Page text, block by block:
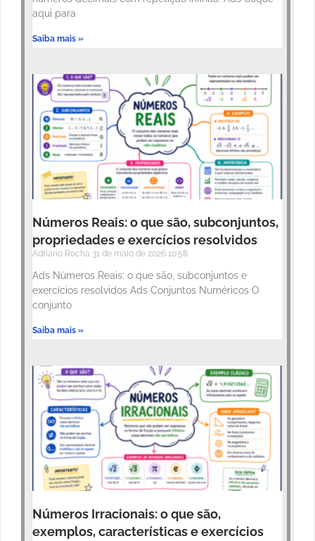
aqui para
Saiba mais »
Números Reais: o que são, subconjuntos,
propriedades e exercícios resolvidos
Adriano Rocha 31 de maio de 2026 10:58
Ads Números Reais: o que são, subconjuntos e
exercícios resolvidos Ads Conjuntos Numéricos O
conjunto
Saiba mais »
Números Irracionais: o que são,
exemplos, características e exercícios